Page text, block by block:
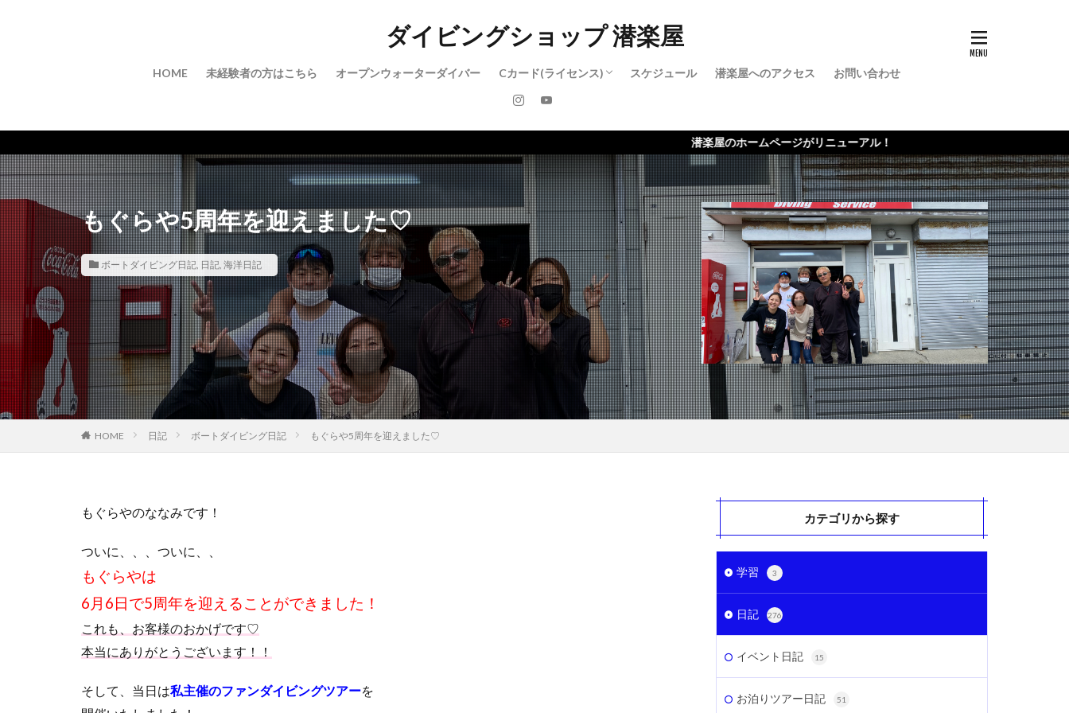
ダイビングショップ 潜楽屋
HOME 未経験者の方はこちら オープンウォーターダイバー Cカード(ライセンス)
アドバンスド・オープンウォーターダイバー
レスキューダイバー
ダイブマスター
スケジュール 潜楽屋へのアクセス お問い合わせ
潜楽屋のホームページがリニューアル！
もぐらや5周年を迎えました♡
ボートダイビング日記, 日記, 海洋日記
HOME 日記 ボートダイビング日記 もぐらや5周年を迎えました♡
もぐらやのななみです！
ついに、、、ついに、、
もぐらやは
6月6日で5周年を迎えることができました！
これも、お客様のおかげです♡
本当にありがとうございます！！
そして、当日は私主催のファンダイビングツアーを
カテゴリから探す
学習 3
日記 276
イベント日記 15
お泊りツアー日記 51